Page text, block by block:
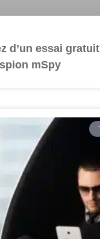
d’un essai
mSpy